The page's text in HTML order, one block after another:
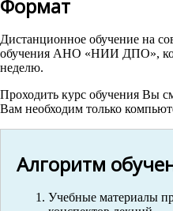
Формат
Дистанционное обучение на
обучения АНО «НИИ ДПО»,
неделю.
Проходить курс обучения Вы
Вам необходим только
Алгоритм
Учебные материалы